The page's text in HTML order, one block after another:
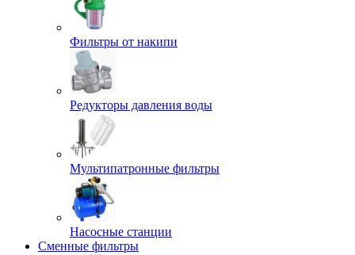
Фильтры от накипи
Редукторы давления воды
Мультипатронные фильтры
Насосные станции
Сменные фильтры